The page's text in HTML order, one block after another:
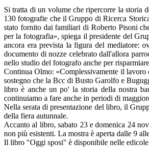
Si tratta di un volume che ripercorre la storia
130 fotografie che il Gruppo di Ricerca
stato fornito dai familiari di Roberto Pisoni
per la fotografia», spiega il presidente del
ancora era prevista la figura del mediatore:
documento di nozze celebrato dall'allora
nello studio del fotografo anche per
Continua Olmo: «Complessivamente il
sostegno che la Bcc di Busto Garolfo e
libro è anche un po' la storia della nostra
continuiamo a fare anche in periodi di
Nella serata di presentazione del libro, il
della fiera autunnale.
Accanto al libro, sabato 23 e domenica 24
non più esistenti. La mostra è aperta dalle 9
Il libro "Oggi sposi" è disponibile nelle